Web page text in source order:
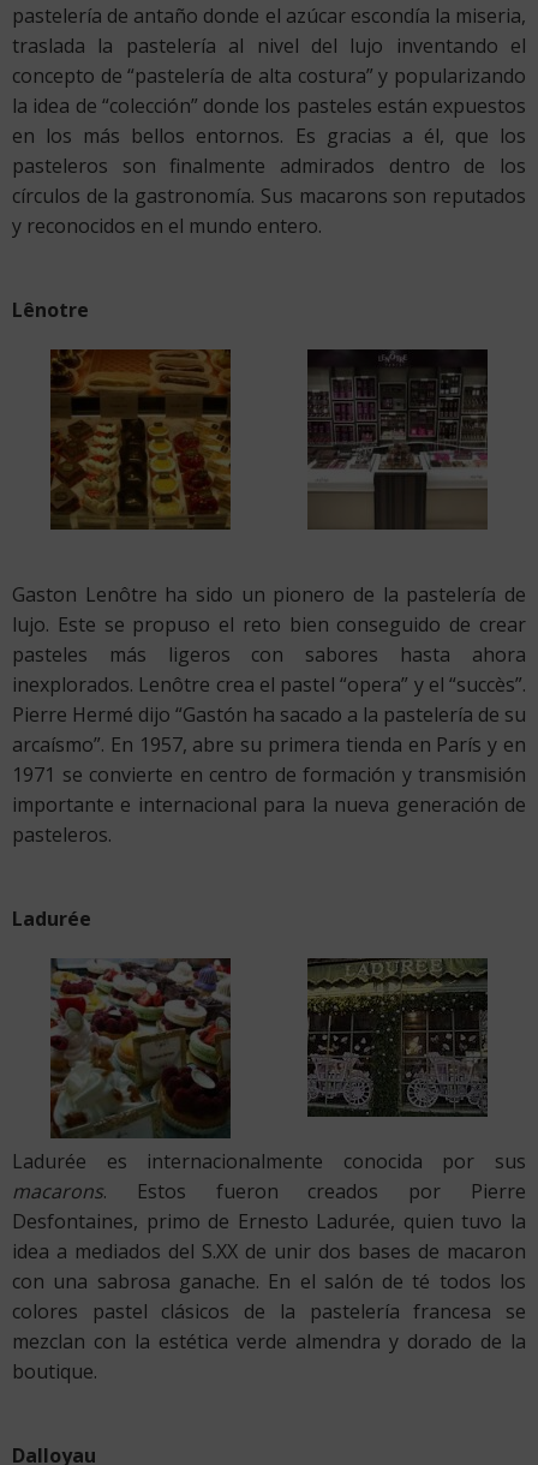
pastelería de antaño donde el azúcar escondía la miseria,
traslada la pastelería al nivel del lujo inventando el
concepto de “pastelería de alta costura” y popularizando
la idea de “colección” donde los pasteles están expuestos
en los más bellos entornos. Es gracias a él, que los
pasteleros son finalmente admirados dentro de los
círculos de la gastronomía. Sus macarons son reputados
y reconocidos en el mundo entero.
Lênotre
Gaston Lenôtre ha sido un pionero de la pastelería de
lujo. Este se propuso el reto bien conseguido de crear
pasteles más ligeros con sabores hasta ahora
inexplorados. Lenôtre crea el pastel “opera” y el “succès”.
Pierre Hermé dijo “Gastón ha sacado a la pastelería de su
arcaísmo”. En 1957, abre su primera tienda en París y en
1971 se convierte en centro de formación y transmisión
importante e internacional para la nueva generación de
pasteleros.
Ladurée
Ladurée es internacionalmente conocida por sus
macarons. Estos fueron creados por Pierre
Desfontaines, primo de Ernesto Ladurée, quien tuvo la
idea a mediados del S.XX de unir dos bases de macaron
con una sabrosa ganache. En el salón de té todos los
colores pastel clásicos de la pastelería francesa se
mezclan con la estética verde almendra y dorado de la
boutique.
Dalloyau